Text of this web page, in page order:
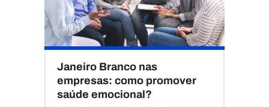
Janeiro Branco nas
empresas: como promover
saúde emocional?